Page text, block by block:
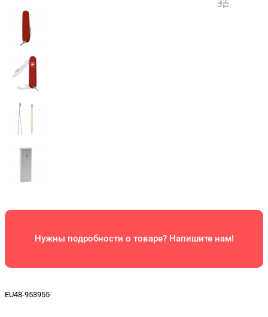
Нужны подробности о товаре? Напишите нам!
EU48-953955